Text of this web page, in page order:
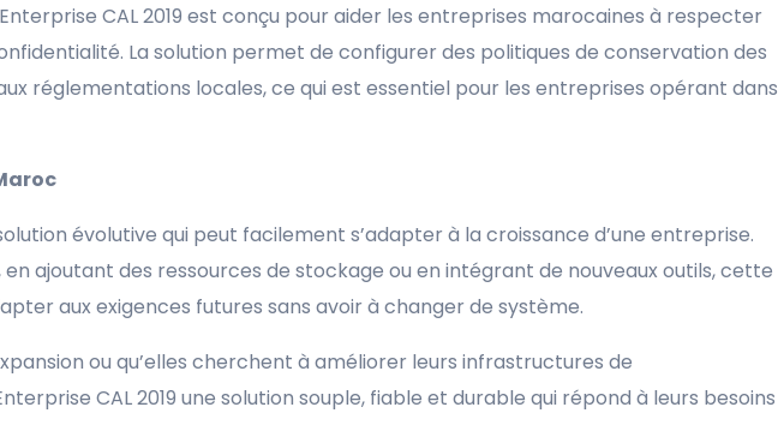
CAL 2019 est conçu pour aider les entreprises marocaines à respecter
La solution permet de configurer des politiques de conservation des
réglementations locales, ce qui est essentiel pour les entreprises opérant dans
évolutive qui peut facilement s’adapter à la croissance d’une entreprise.
ajoutant des ressources de stockage ou en intégrant de nouveaux outils, cette
aux exigences futures sans avoir à changer de système.
ou qu’elles cherchent à améliorer leurs infrastructures de
CAL 2019 une solution souple, fiable et durable qui répond à leurs besoins